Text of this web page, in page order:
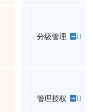
分级管理 
管理授权 